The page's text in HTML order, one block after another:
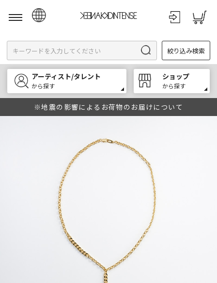
English
한국어
中文
絞り込み検索
アーティスト/タレント
から探す
ショップ
から探す
※地震の影響によるお荷物のお届けについて